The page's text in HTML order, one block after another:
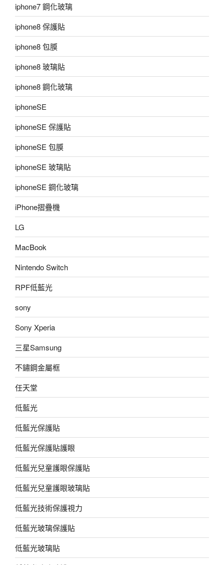
iphone7 鋼化玻璃
iphone8 保護貼
iphone8 包膜
iphone8 玻璃貼
iphone8 鋼化玻璃
iphoneSE
iphoneSE 保護貼
iphoneSE 包膜
iphoneSE 玻璃貼
iphoneSE 鋼化玻璃
iPhone摺疊機
LG
MacBook
Nintendo Switch
RPF低藍光
sony
Sony Xperia
三星Samsung
不鏽鋼金屬框
任天堂
低藍光
低藍光保護貼
低藍光保護貼護眼
低藍光兒童護眼保護貼
低藍光兒童護眼玻璃貼
低藍光技術保護視力
低藍光玻璃保護貼
低藍光玻璃貼